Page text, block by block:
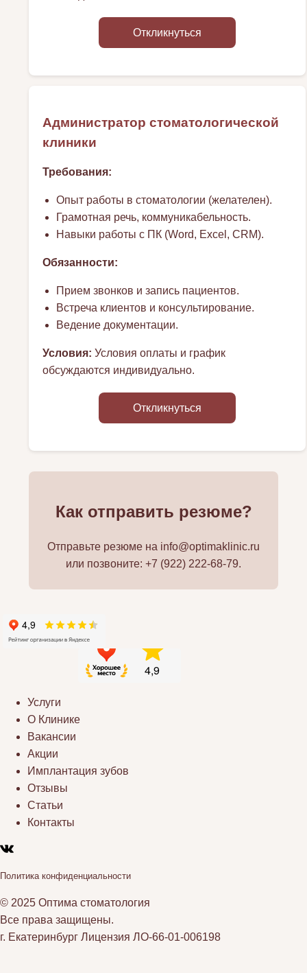
Откликнуться
Администратор стоматологической
клиники
Требования:
Опыт работы в стоматологии (желателен).
Грамотная речь, коммуникабельность.
Навыки работы с ПК (Word, Excel, CRM).
Обязанности:
Прием звонков и запись пациентов.
Встреча клиентов и консультирование.
Ведение документации.
Условия: Условия оплаты и график
обсуждаются индивидуально.
Откликнуться
Как отправить резюме?
Отправьте резюме на info@optimaklinic.ru
или позвоните: +7 (922) 222-68-79.
Услуги
О Клинике
Вакансии
Акции
Имплантация зубов
Отзывы
Статьи
Контакты
Политика конфиденциальности
© 2025 Оптима стоматология
Все права защищены.
г. Екатеринбург Лицензия ЛО-66-01-006198